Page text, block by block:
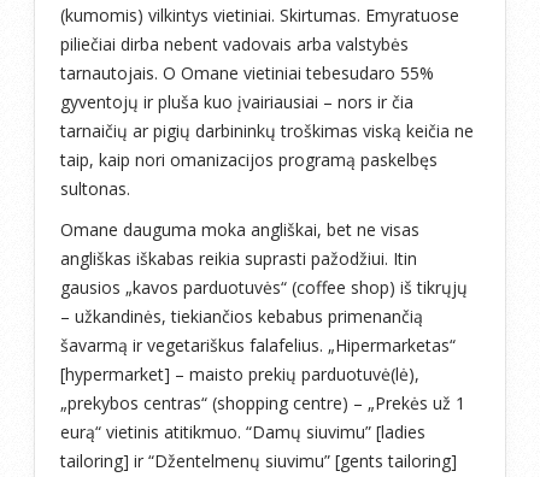
(kumomis) vilkintys vietiniai. Skirtumas. Emyratuose
piliečiai dirba nebent vadovais arba valstybės
tarnautojais. O Omane vietiniai tebesudaro 55%
gyventojų ir pluša kuo įvairiausiai – nors ir čia
tarnaičių ar pigių darbininkų troškimas viską keičia ne
taip, kaip nori omanizacijos programą paskelbęs
sultonas.
Omane dauguma moka angliškai, bet ne visas
angliškas iškabas reikia suprasti pažodžiui. Itin
gausios „kavos parduotuvės“ (coffee shop) iš tikrųjų
– užkandinės, tiekiančios kebabus primenančią
šavarmą ir vegetariškus falafelius. „Hipermarketas“
[hypermarket] – maisto prekių parduotuvė(lė),
„prekybos centras“ (shopping centre) – „Prekės už 1
eurą“ vietinis atitikmuo. “Damų siuvimu” [ladies
tailoring] ir “Džentelmenų siuvimu” [gents tailoring]